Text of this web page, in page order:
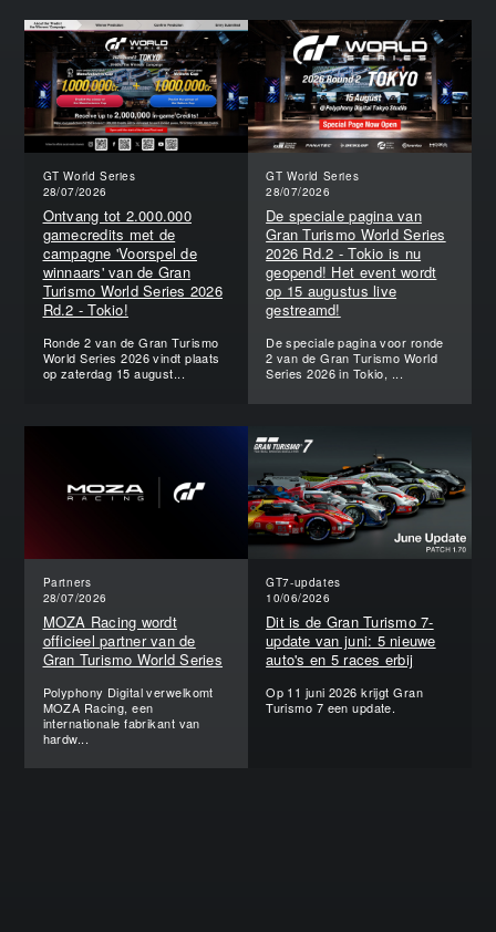
GT World Series
28/07/2026
Ontvang tot 2.000.000
gamecredits met de
campagne 'Voorspel de
winnaars' van de Gran
Turismo World Series 2026
Rd.2 - Tokio!
Ronde 2 van de Gran Turismo
World Series 2026 vindt plaats
op zaterdag 15 august...
GT World Series
28/07/2026
De speciale pagina van
Gran Turismo World Series
2026 Rd.2 - Tokio is nu
geopend! Het event wordt
op 15 augustus live
gestreamd!
De speciale pagina voor ronde
2 van de Gran Turismo World
Series 2026 in Tokio, ...
Partners
28/07/2026
MOZA Racing wordt
officieel partner van de
Gran Turismo World Series
Polyphony Digital verwelkomt
MOZA Racing, een
internationale fabrikant van
hardw...
GT7-updates
10/06/2026
Dit is de Gran Turismo 7-
update van juni: 5 nieuwe
auto's en 5 races erbij
Op 11 juni 2026 krijgt Gran
Turismo 7 een update.